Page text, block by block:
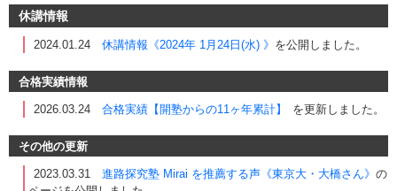
休講情報
2024.01.24 休講情報《2024年 1月24日(水) 》 を公開しました。
合格実績情報
2026.03.24 合格実績【開塾からの11ヶ年累計】 を更新しました。
その他の更新
2023.03.31 進路探究塾 Mirai を推薦する声《東京大・大橋さん》 の